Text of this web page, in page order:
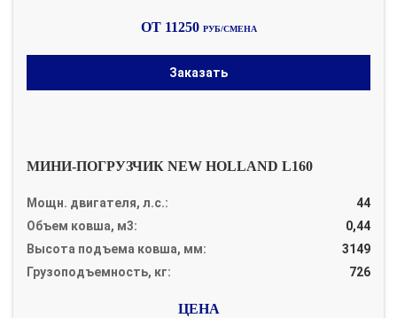
ОТ 11250 РУБ/СМЕНА
Заказать
МИНИ-ПОГРУЗЧИК NEW HOLLAND L160
Мощн. двигателя, л.с.:
44
Объем ковша, м3:
0,44
Высота подъема ковша, мм:
3149
Грузоподъемность, кг:
726